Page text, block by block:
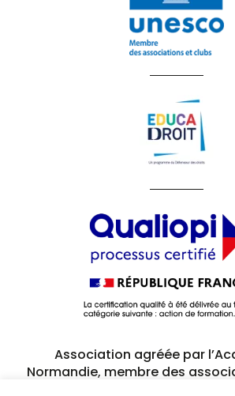
Association agréée par
Normandie, membre des